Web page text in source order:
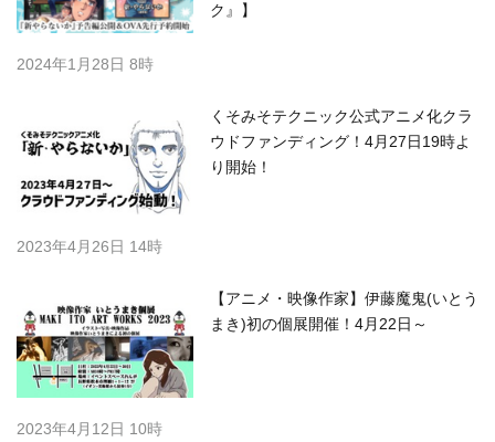
ク』】
2024年1月28日 8時
くそみそテクニック公式アニメ化クラ
ウドファンディング！4月27日19時よ
り開始！
2023年4月26日 14時
【アニメ・映像作家】伊藤魔鬼(いとう
まき)初の個展開催！4月22日～
2023年4月12日 10時